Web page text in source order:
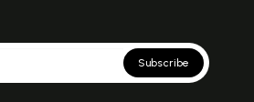
Subscribe